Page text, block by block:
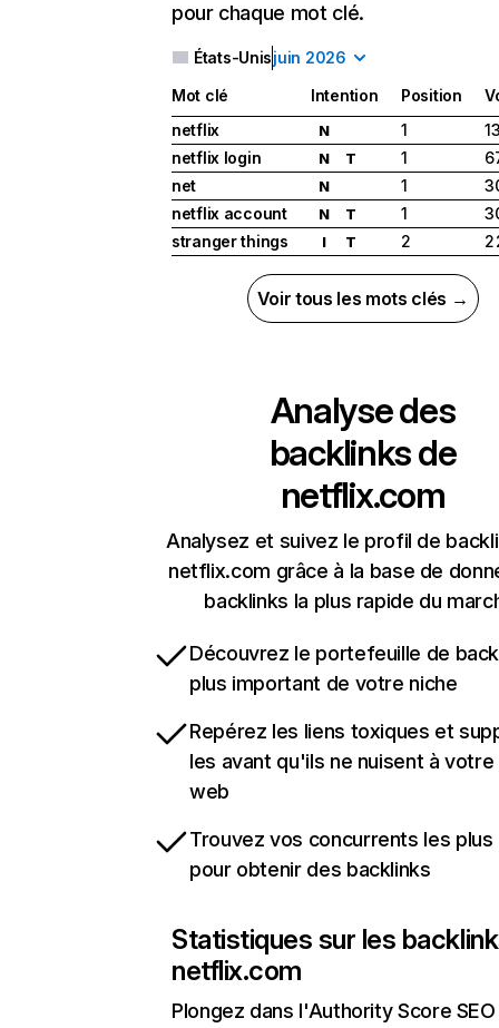
pour chaque mot clé.
États-Unisjuin 2026
Mot clé Intention Position
netflix
N 1
netflix login
N T 1
net
N 1
netflix account
N T 1
stranger things
I T 2 2
Voir tous les mots clés →
Analyse des
backlinks de
netflix.com
Analysez et suivez le profil de
netflix.com grâce à la base de
backlinks la plus rapide du
Découvrez le portefeuille de
plus important de votre niche
Repérez les liens toxiques et
les avant qu'ils ne nuisent à
web
Trouvez vos concurrents les
pour obtenir des backlinks
Statistiques sur les
netflix.com
Plongez dans l'Authority Score